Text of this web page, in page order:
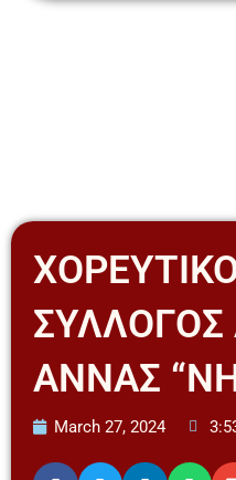
ΣΥΛΛΟΓΟΣ
ΑΝΝΑΣ
March 27, 2024